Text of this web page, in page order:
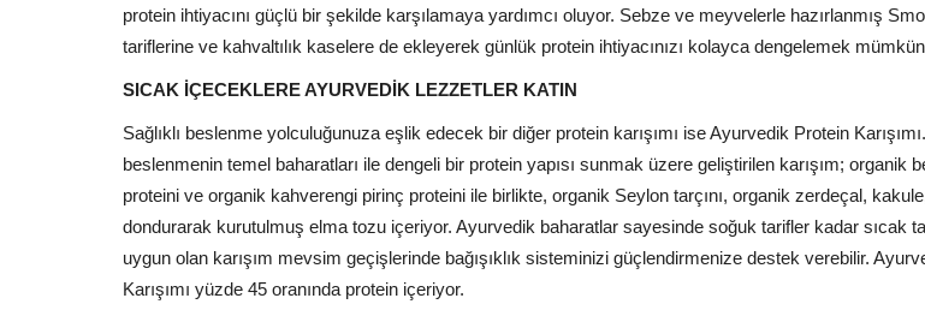
protein ihtiyacını güçlü bir şekilde karşılamaya yardımcı oluyor. Sebze ve meyvelerle hazırlanmış
tariflerine ve kahvaltılık kaselere de ekleyerek günlük protein ihtiyacınızı kolayca dengelemek
SICAK İÇECEKLERE AYURVEDİK LEZZETLER KATIN
Sağlıklı beslenme yolculuğunuza eşlik edecek bir diğer protein karışımı ise Ayurvedik Protein
beslenmenin temel baharatları ile dengeli bir protein yapısı sunmak üzere geliştirilen karışım; organik
proteini ve organik kahverengi pirinç proteini ile birlikte, organik Seylon tarçını, organik zerdeçal,
dondurarak kurutulmuş elma tozu içeriyor. Ayurvedik baharatlar sayesinde soğuk tarifler kadar sıcak
uygun olan karışım mevsim geçişlerinde bağışıklık sisteminizi güçlendirmenize destek verebilir.
Karışımı yüzde 45 oranında protein içeriyor.